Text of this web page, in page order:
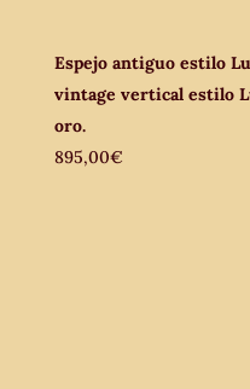
Espejo antiguo estilo
vintage vertical estilo
oro.
895,00€